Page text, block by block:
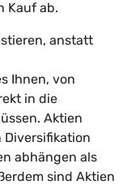
Kauf ab.
anstatt
Ihnen, von
in die
Aktien
Diversifikation
abhängen als
sind Aktien